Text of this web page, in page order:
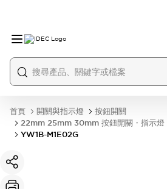
首頁 開關與指示燈
按鈕開關
22mm 25mm 30mm 按鈕開關・指示燈
YW1B-M1E02G